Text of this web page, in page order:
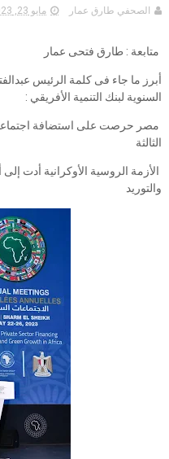
الصحفي طارق عمار مايو 23, 2023
متابعة : طارق فتحى عمار
أبرز ما جاء فى كلمة الرئيس
السنوية لبنك التنمية الأفريقي :
مصر حرصت على استضافة اجتماعات
الثالثة
الأزمة الروسية الأوكرانية أدت
والتوريد